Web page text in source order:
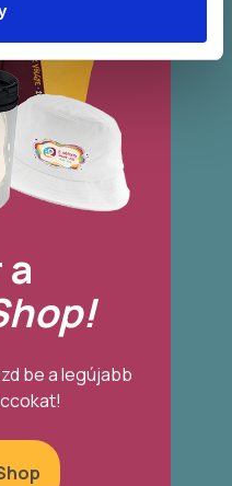
be a legújabb